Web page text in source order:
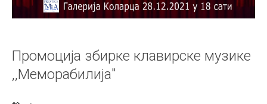
Промоција збирке клавирске музике
,,Меморабилија"